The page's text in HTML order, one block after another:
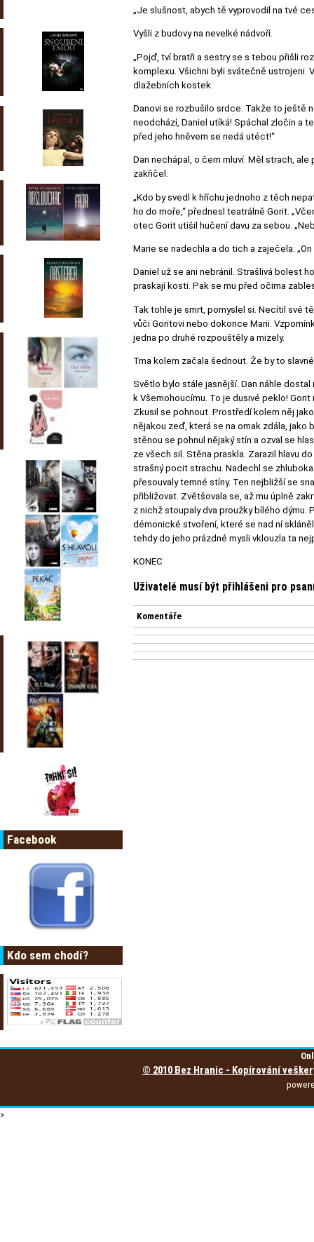
Facebook
Kdo sem chodí?
„Je slušnost, abych tě vyprovodil na tvé
Vyšli z budovy na nevelké nádvoří.
„Pojď, tví bratři a sestry se s tebou přišli
komplexu. Všichni byli svátečně ustrojeni.
dlažebních kostek.
Danovi se rozbušilo srdce. Takže to ještě
neodchází, Daniel utíká! Spáchal zločin a
před jeho hněvem se nedá utéct!“
Dan nechápal, o čem mluví. Měl strach,
zakřičel.
„Kdo by svedl k hříchu jednoho z těch
ho do moře,“ přednesl teatrálně Gorit.
otec Gorit utišil hučení davu za sebou.
Marie se nadechla a do tich a zaječela:
Daniel už se ani nebránil. Strašlivá bolest
praskají kosti. Pak se mu před očima
Tak tohle je smrt, pomyslel si. Necítil své
vůči Goritovi nebo dokonce Marii.
jedna po druhé rozpouštěly a mizely.
Tma kolem začala šednout. Že by to
Světlo bylo stále jasnější. Dan náhle
k Všemohoucímu. To je dusivé peklo!
Zkusil se pohnout. Prostředí kolem něj
nějakou zeď, která se na omak zdála, jako
stěnou se pohnul nějaký stín a ozval se
ze všech sil. Stěna praskla. Zarazil hlavu
strašný pocit strachu. Nadechl se
přesouvaly temné stíny. Ten nejbližší se
přibližovat. Zvětšovala se, až mu úplně
z nichž stoupaly dva proužky bílého dýmu.
démonické stvoření, které se nad ní
tehdy do jeho prázdné mysli vklouzla ta
KONEC
Uživatelé musí být přihlášeni pro
Komentáře
© 2010 Bez Hranic - Kopírování
>